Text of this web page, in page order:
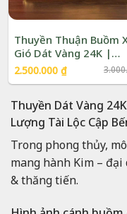
Thuyền Thuận Buồm
Gió Dát Vàng 24K |
Phượng Vũ Gold
Giá
gốc
là:
2.500.000 ₫Giá
tại
2.500.000 ₫.
Thuyền Dát Vàng
Lượng Tài Lộc Cập
Trong phong thủy,
mang hành Kim –
& thăng tiến.